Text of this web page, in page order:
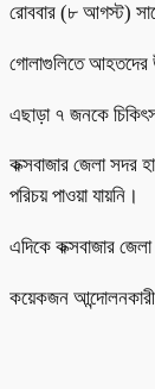
রোববার (৮ আগস্ট)
গোলাগুলিতে আহতদের
এছাড়া ৭ জনকে
কক্সবাজার জেলা সদর
পরিচয় পাওয়া যায়নি।
এদিকে কক্সবাজার
কয়েকজন আন্দোলনকারী